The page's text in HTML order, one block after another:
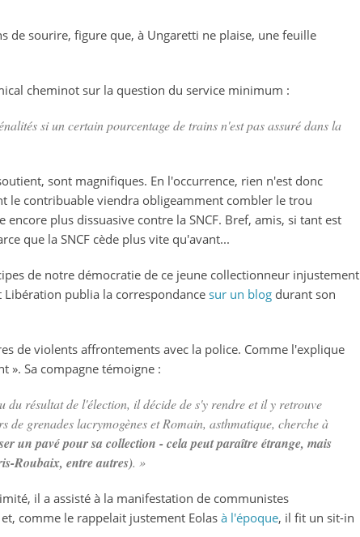
de sourire, figure que, à Ungaretti ne plaise, une feuille
cheminot sur la question du service minimum :
si un certain pourcentage de trains n'est pas assuré dans la
sont magnifiques. En l'occurrence, rien n'est donc
le contribuable viendra obligeamment combler le trou
plus dissuasive contre la SNCF. Bref, amis, si tant est
que la SNCF cède plus vite qu'avant...
de notre démocratie de ce jeune collectionneur injustement
publia la correspondance sur un blog durant son
de violents affrontements avec la police. Comme l'explique
». Sa compagne témoigne :
résultat de l'élection, il décide de s'y rendre et il y retrouve
de grenades lacrymogènes et Romain, asthmatique, cherche à
un pavé pour sa collection - cela peut paraître étrange, mais
Roubaix, entre autres). »
il a assisté à la manifestation de communistes
comme le rappelait justement Eolas à l'époque, il fit un sit-in